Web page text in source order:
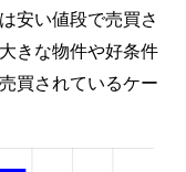
安い値段で売買さ
きな物件や好条件
買されているケー